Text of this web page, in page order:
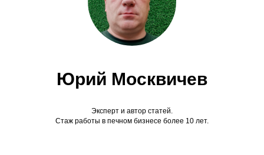
Юрий Москвичев
Эксперт и автор статей.
Стаж работы в печном бизнесе более 10 лет.